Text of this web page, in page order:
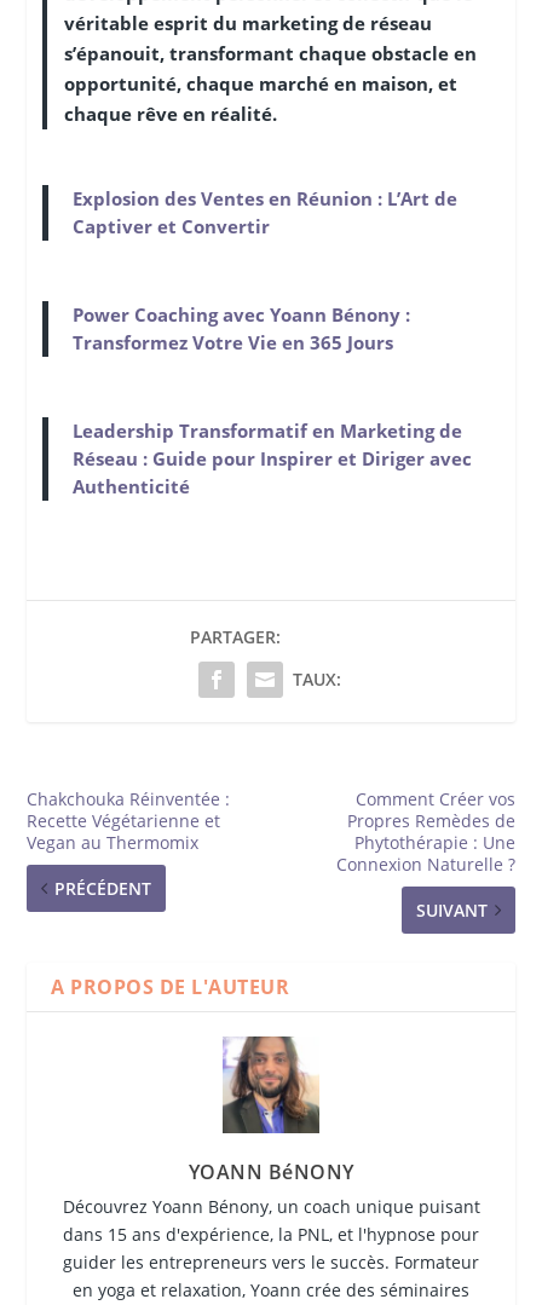
véritable esprit du marketing de réseau
s’épanouit, transformant chaque obstacle en
opportunité, chaque marché en maison, et
chaque rêve en réalité.
Explosion des Ventes en Réunion : L’Art de
Captiver et Convertir
Power Coaching avec Yoann Bénony :
Transformez Votre Vie en 365 Jours
Leadership Transformatif en Marketing de
Réseau : Guide pour Inspirer et Diriger avec
Authenticité
PARTAGER:
TAUX:
Chakchouka Réinventée :
Recette Végétarienne et
Vegan au Thermomix
PRÉCÉDENT
Comment Créer vos
Propres Remèdes de
Phytothérapie : Une
Connexion Naturelle ?
SUIVANT
A PROPOS DE L'AUTEUR
YOANN BéNONY
Découvrez Yoann Bénony, un coach unique puisant
dans 15 ans d'expérience, la PNL, et l'hypnose pour
guider les entrepreneurs vers le succès. Formateur
en yoga et relaxation, Yoann crée des séminaires